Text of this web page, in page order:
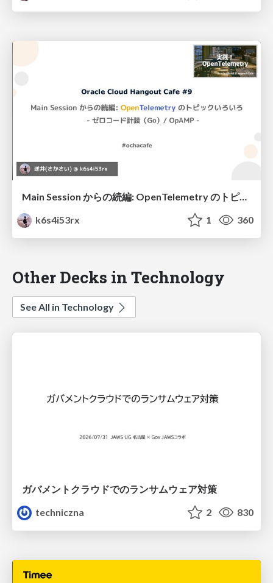
Main Session からの続編: OpenTelemetry のトピックいろいろ / opentelemetry-zero-code-go-opamp
k6s4i53rx
1 360
Other Decks in Technology
See All in Technology
ガバメントクラウドでのランサムウェア対策
techniczna
2 830